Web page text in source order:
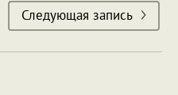
Следующая запись